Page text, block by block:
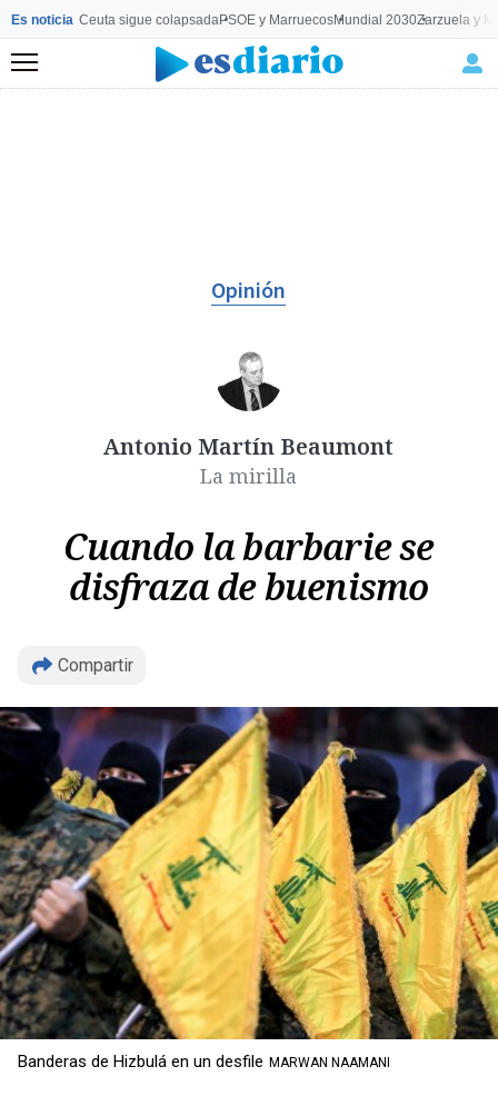
Es noticia Ceuta sigue colapsadaPSOE y MarruecosMundial 2030Zarzuela y
Menú
Opinión
Antonio Martín Beaumont
La mirilla
Cuando la barbarie se
disfraza de buenismo
Compartir
Copiar
Banderas de Hizbulá en un desfile MARWAN NAAMANI